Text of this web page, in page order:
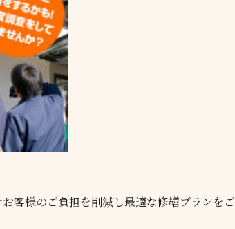
客様のご負担を削減し最適な修繕プランをご